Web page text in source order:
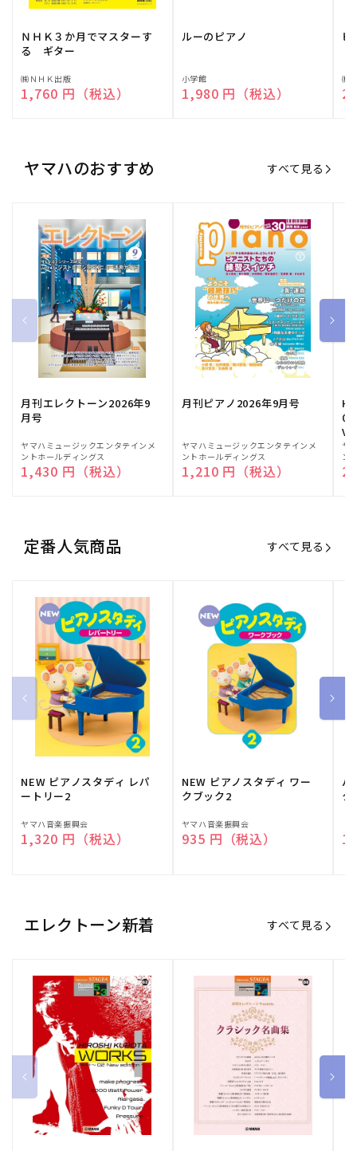
ＮＨＫ３か月でマスターす
る ギター
販
売
㈱ＮＨＫ出版
通常価格
1,760 円（税込）
ルーのピアノ
販
売
小学館
通常価格
1,980 円（税込）
ピ
販
売
㈱
ヤマハのおすすめ すべて見る
月刊エレクトーン2026年9
月号
販
売
元:
ヤマハミュージックエンタテインメ
ントホールディングス
通常価格
1,430 円（税込）
月刊ピアノ2026年9月号
販
売
元:
ヤマハミュージックエンタテインメ
ントホールディングス
通常価格
1,210 円（税込）
販
売
元:
ヤ
ン
定番人気商品 すべて見る
NEW ピアノスタディ レパ
ートリー2
販
売
ヤマハ音楽振興会
通常価格
1,320 円（税込）
NEW ピアノスタディ ワー
クブック2
販
売
ヤマハ音楽振興会
通常価格
935 円（税込）
バ
ク
売
エレクトーン新着 すべて見る